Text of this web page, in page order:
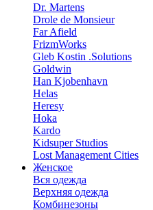
Dr. Martens
Drole de Monsieur
Far Afield
FrizmWorks
Gleb Kostin .Solutions
Goldwin
Han Kjobenhavn
Helas
Heresy
Hoka
Kardo
Kidsuper Studios
Lost Management Cities
Женское
Вся одежда
Верхняя одежда
Комбинезоны